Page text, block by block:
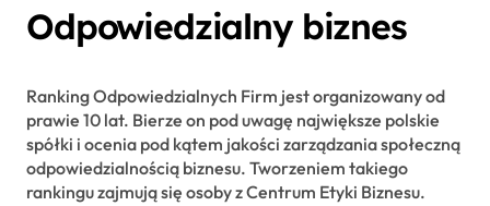
Odpowiedzialny biznes
Ranking Odpowiedzialnych Firm jest organizowany od
prawie 10 lat. Bierze on pod uwagę największe polskie
spółki i ocenia pod kątem jakości zarządzania społeczną
odpowiedzialnością biznesu. Tworzeniem takiego
rankingu zajmują się osoby z Centrum Etyki Biznesu.